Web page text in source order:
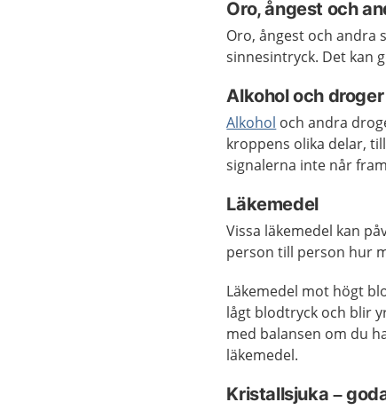
Oro, ångest och
Oro, ångest och andra
sinnesintryck. Det kan
Alkohol och droger
Alkohol och andra
kroppens olika delar,
signalerna inte når
Läkemedel
Vissa läkemedel kan
person till person hur
Läkemedel mot högt
lågt blodtryck och blir
med balansen om du
läkemedel.
Kristallsjuka –